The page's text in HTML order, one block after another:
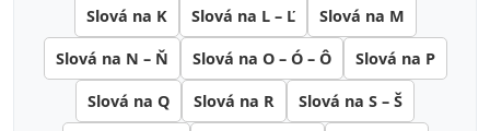
Slová na K Slová na L – Ľ Slová na M
Slová na N – Ň Slová na O – Ó – Ô Slová na P
Slová na Q Slová na R Slová na S – Š